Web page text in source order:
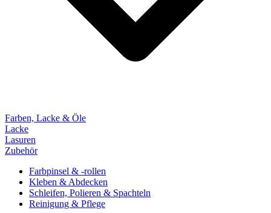
Farben, Lacke & Öle
Lacke
Lasuren
Zubehör
Farbpinsel & -rollen
Kleben & Abdecken
Schleifen, Polieren & Spachteln
Reinigung & Pflege